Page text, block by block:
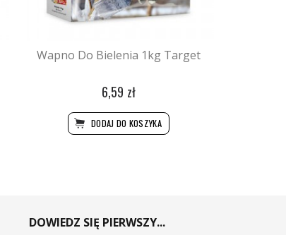
Wapno Do Bielenia 1kg Target
6,59 zł
DODAJ DO KOSZYKA
DOWIEDZ SIĘ PIERWSZY...